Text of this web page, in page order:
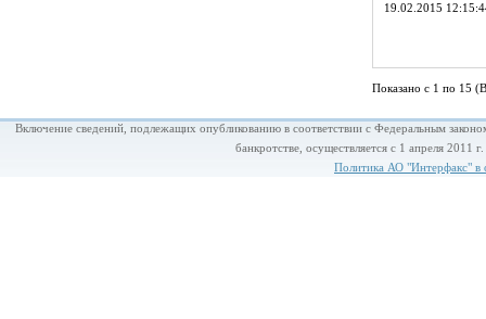
19.02.2015
Показано с 1 по 15
Включение сведений, подлежащих опубликованию в соответствии с Федеральным
банкротстве, осуществляется с 1 апреля
Политика АО "Интерфакс" в